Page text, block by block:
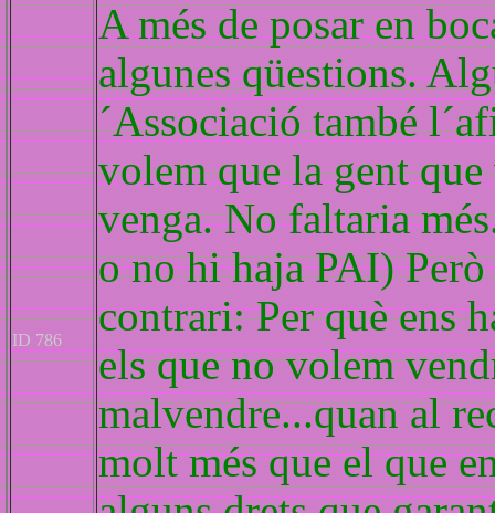
ID 786
A més de posar en
algunes qüestions.
´Associació també
volem que la gent
venga. No faltaria
o no hi haja PAI) Però
contrari: Per què ens
els que no volem
malvendre...quan al
molt més que el que